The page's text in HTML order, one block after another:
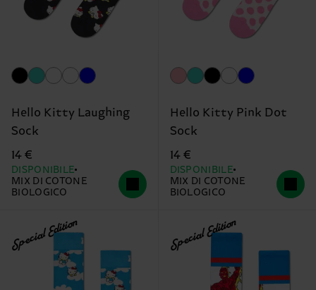
Hello Kitty Laughing
Sock
14 €
DISPONIBILE
MIX DI COTONE
BIOLOGICO
Hello Kitty Pink Dot
Sock
14 €
DISPONIBILE
MIX DI COTONE
BIOLOGICO
Special Edition Special Edition